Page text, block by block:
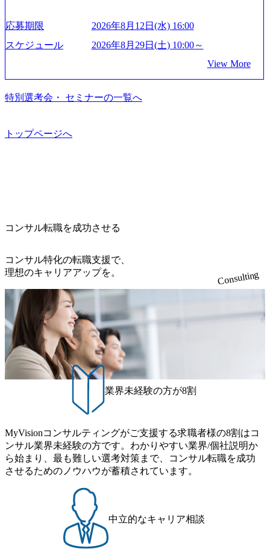
模基幹システムにおける最上流のPoC(概念実証)支援から構
想策定、開発マネジメント支援までを一気通貫で担当して
の業務革新と効率化の実現に貢献します。 ＜PL/PM＞ 顧客
の要望を深くヒアリングし、企画構想からアジャイル開発
による開発支援までを一気通貫で推進していただきます。
プロジェクト提案・推進の中核として、企画・要件定義か
流での現状分析、顧客ヒアリング、戦略策定、技術選定、
ルティング領域)から参画いただきます。 課題選定から顧客
だきます。 アジャイル開発を通じて顧客の要望や提案を柔
軟に取り入れながら改善サイクルを回すため、ご自身の提
案がサービスに直接反映されやすく、高い貢献度を実感で
きます。 ● 勤務地 東京都渋谷区渋谷3丁目6-7 渋谷金王タワ
ー 事業所内禁煙(入居する施設に喫煙専用室あり) ・就業規
則により就業時間内の喫煙を全面的に禁止 ・禁煙サポート
制度あり オンライン ● 必須要件 以下いずれかのご経験をお
持ちの方 ・システム・ソフトウェア開発経験3年以上 ・要
件定義～基本設計など上流経験2年以上 ・PMO経験2年以上
● 歓迎要件 ・要件定義から詳細設計までのいずれかの上流
工程の経験 ・サブリーダー以上のマネジメント経験 ・お客
様との折衝経験、交渉経験 ・組織課題に対して主体的に業
務改善に取り組まれたご経験 ・アジャイル/スクラムへの興
で主体的に動ける方 ・年齢にこだわらず、アドバイスを素
直に受け取れる方 ・推進力のある方
る 日本では2.3万人以上の従業員を擁しており(会計系BIG4
を上回る規模感)、営業利益率も約15％と驚異的な数字とな
を遂げていることから、今後も高い成長が見込まれる 多く
の技術者を抱えており、アビームコンサルティングに続い
て日本国内2番目にSAP認定コンサルタント制度の有資格者
数が多く、特にIT領域に強みを持つ グローバルのポジショ
ーケットプレイス」が存在し、本ツールを活用で上司の引
職率も21.8%（2023年12月時点）とフレキシブルな働き方を
③12時開始 2026年8月10日(月) 16:00 各回50分程度を想定 オ
ンライン 書類選考通過者
96dc8f2-7d54-42b9-a7ae-8c532c52d3d8_1200x678.webp アビー
ムコンサルティング会社資料 (https://www.abeam.com/content/
dam/abeam/jp/ja/about/company/ABeamConsultingCompanyProfil
e_jpn_4.pdf) 『SAP AWARD OF EXCELLENCE 2024』にお
ルティング、社員の健康改善を支援 食事・睡眠など可視
w.businessinsider.jp/post-283587) アサヒグループホールディン
ンサルティング会社となり、今後も成長性が大きくみられ
柄の良さや未経験者への充実したオンボーディング支援(入
社時に10日間の間みっちりとコンサルの基礎を支援)を魅力
に感じ、他Big4ではなくアビームを選ぶ方も多数 アビーム
といえばSAPをはじめとしたシステム、とイメージされる
こともあるが実態としては経営戦略策定や新規事業立案な
どのトップラインを上げるための戦略案件も多く存在 特に
スポーツ&エンターテイメント領域ではBig4に先んじて注力
し、業界内で大きな存在感を誇る 社員の多様化する生活ス
タイルやライフイベントに対応した働きやすい職場環境を
実現するため、さまざまなサポート制度を導入している 多
文化理解や女性の活躍推進などの取り組み、また、フレッ
クス制度やフリーロケーション制度、フルリモート制度な
どの多様な働き方をサポートする制度が整備されている 202
6年8月23日(日) 9:00～18:00終了 2026年8月12日(水) 16:00 202
6年8月23日(日)にSustainable SCM SU 1day選考会を開催いた
します。 当SUは「GlobalでのSCM構築」や「物流・調達コ
ストの構造改革」といった伝統的なテーマに留まらずクラ
イアントがこれから取組むべき「グリーントランスフォー
った社会課題やテーマに対して、グローバル知見と最新の
事例などを基に企業の構造改革と社会価値の創造の取り組
みを行うプロフェッショナルチームです。 今回1day選考対
象となるポジションは下記となります。 ・コンサルタント
(調達改革・設備O&M)【SCS SU】 ・コンサルタント(ECM/
アントにお届けするのは単なるレポートではなく、『結
果』である。」この原則のもと、ベインは1973年に創業さ
れた。クライアントが不確かな未来の中、競争に勝てるよ
に、提言を具体的な行動に落とし込んでいる。 徹底した
「結果主義」を標榜。クライアントのフルポテンシャル実
現を目標に、具体的に目に見える成果を出すことを信条と
（真北）という言葉がよくつかわれる。針が少し東に傾い
外オフィスへのトランスファー制度などが充実している。
東京オフィスに来るグローバルメンバーも多く、グローバ
れており、これまで多くのNPO・NGOなどの非営利団体に
無償でコンサルティングを提供している。 2026年8月29日
(土) の対面Kick-offイベントを皮切りに1か月程度のプログラ
ム ※初回プログラム : 8月29日(土)10:00～13:30 2026年8月12
日(水) 16:00 Bain & Company Tokyoでは、「Tokyo Be Bold Pr
ogram (女性候補者向け選考支援プログラム)」を実施いたし
ます。クライアントに斬新なソリューションを提供し、複
雑な経営課題を解決するために、チームのダイバーシティ
は欠かせません。是非、ユニークな視点と高い志を持つ女
性の皆様に多数ご参画頂きたいと考え、プログラムを開催
性はどのように活躍をしているのか」、「ケース面接の経
験がなく対策の仕方が知りたい」などのお声をたくさんい
食事などのカジュアルな交流、実際のプロジェクトのケー
ススタディ、1対1の模擬面接等、複数のセッションを約1か
月の期間に渡り行い、選考にご参加いただきます。コンサ
ルタント未経験の方でも、戦略コンサルタントの具体的な
仕事内容からお話をさせていただきますので、戦略コンサ
ルティングにご興味をお持ちの方は、この機会にぜひご応
にはWebテストを8月20日までに受験いただきます ・8月21
日までにプログラム参加者をご案内します ・初回プログラ
ム : 8月29日(土)10:00～13:30 @ベイン東京オフィス(六本木)
応募期限
2026年8月12日(水) 16:00
スケジュール
2026年8月29日(土) 10:00～
View More
特別選考会・ セミナーの一覧へ
トップページへ
コンサル転職を成功させる
コンサル特化の転職支援で、
理想のキャリアアップを。
Consulting
業界未経験の方が8割
MyVisionコンサルティングがご支援する求職者様の8割はコ
ンサル業界未経験の方です。わかりやすい業界/個社説明か
ら始まり、最も難しい選考対策まで、コンサル転職を成功
させるためのノウハウが蓄積されています。
中立的なキャリア相談